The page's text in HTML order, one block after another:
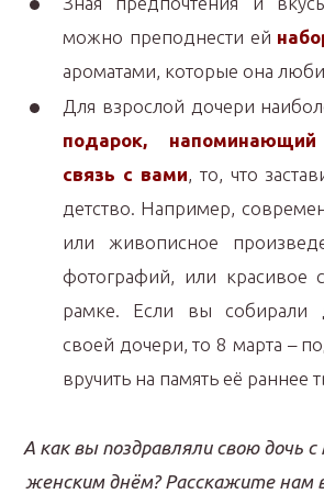
можно преподнести ей
ароматами, которые она
Для взрослой дочери
подарок,
связь с вами, то, что
детство. Например,
или живописное
фотографий, или красивое
рамке. Если вы собирали
своей дочери, то 8 марта –
вручить на память её раннее
А как вы поздравляли свою дочь
женским днём? Расскажите нам